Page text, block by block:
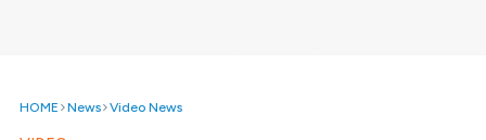
HOME News Video News